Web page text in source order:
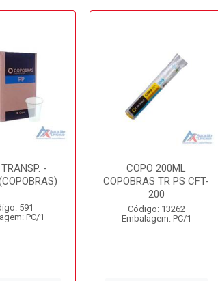
-
591
PC/1
COPO 200ML
COPOBRAS TR PS CFT-
200
Código: 13262
Embalagem: PC/1